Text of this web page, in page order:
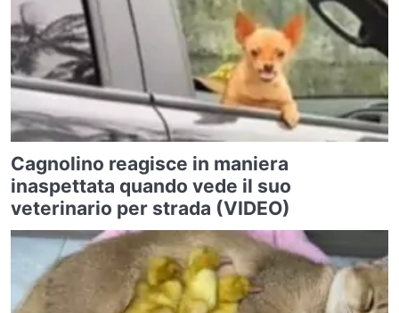
Cagnolino reagisce in maniera
inaspettata quando vede il suo
veterinario per strada (VIDEO)